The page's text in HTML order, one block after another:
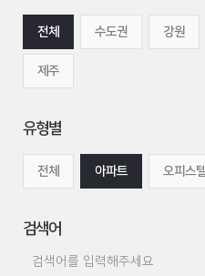
전체 수도권 강원
제주
유형별
전체 아파트 오피스
검색어